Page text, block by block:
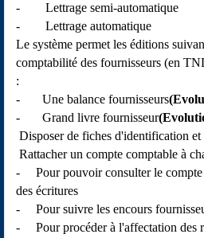
- Lettrage semi-automatique
- Lettrage automatique
Le système permet les éditions
comptabilité des fournisseurs (en
:
- Une balance fournisseurs
- Grand livre fournisseur
Disposer de fiches d'identification
Rattacher un compte comptable à
- Pour pouvoir consulter le compte
des écritures
- Pour suivre les encours
- Pour procéder à l'affectation des